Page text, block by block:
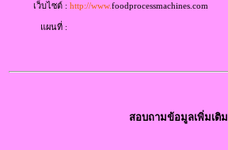
เว็บไซต์ : http://www.foodprocessmachines.com
แผนที่ :
สอบถามข้อมูลเพิ่มเติม